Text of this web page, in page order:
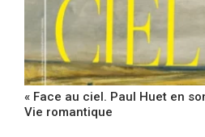
« Face au ciel. Paul Huet en
Vie romantique